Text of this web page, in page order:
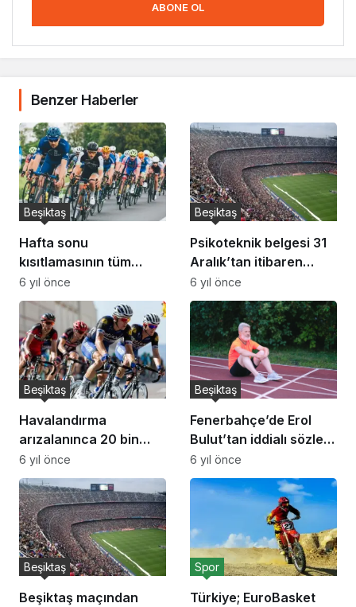
ABONE OL
Benzer Haberler
Hafta sonu
kısıtlamasının tüm
detayları… Hafta sonu
sokağa çıkma yasağı
nasıl olacak?
Beşiktaş
6 yıl önce
Psikoteknik belgesi 31
Aralık’tan itibaren
zorunlu hale geliyor!
1083 lira cezası var
Beşiktaş
6 yıl önce
Havalandırma
arızalanınca 20 bin
tavuk telef oldu
Beşiktaş
6 yıl önce
Fenerbahçe’de Erol
Bulut’tan iddialı sözler:
‘Yeni bir dönem…’
Beşiktaş
6 yıl önce
Beşiktaş maçından
Beşiktaş
Türkiye; EuroBasket
Spor